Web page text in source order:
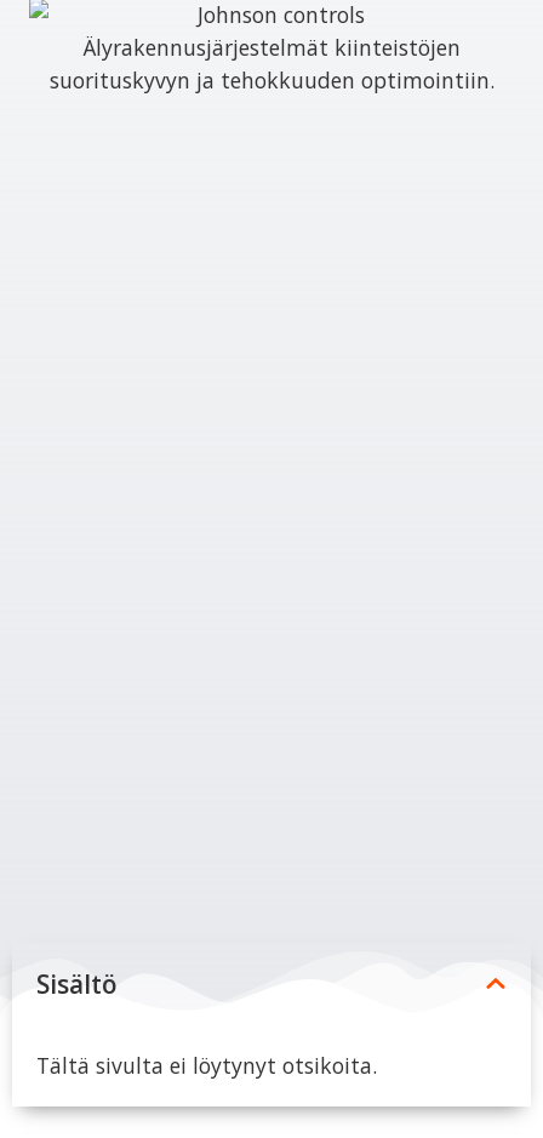
Älyrakennusjärjestelmät kiinteistöjen
suorituskyvyn ja tehokkuuden optimointiin.
Sisältö
Tältä sivulta ei löytynyt otsikoita.